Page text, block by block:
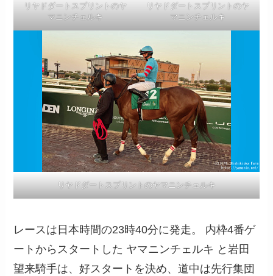
リヤドダートスプリントのヤ
マニンチェルキ
リヤドダートスプリントのヤ
マニンチェルキ
リヤドダートスプリントのヤマニンチェルキ
レースは日本時間の23時40分に発走。 内枠4番ゲ
ートからスタートした ヤマニンチェルキ と岩田
望来騎手は、好スタートを決め、道中は先行集団